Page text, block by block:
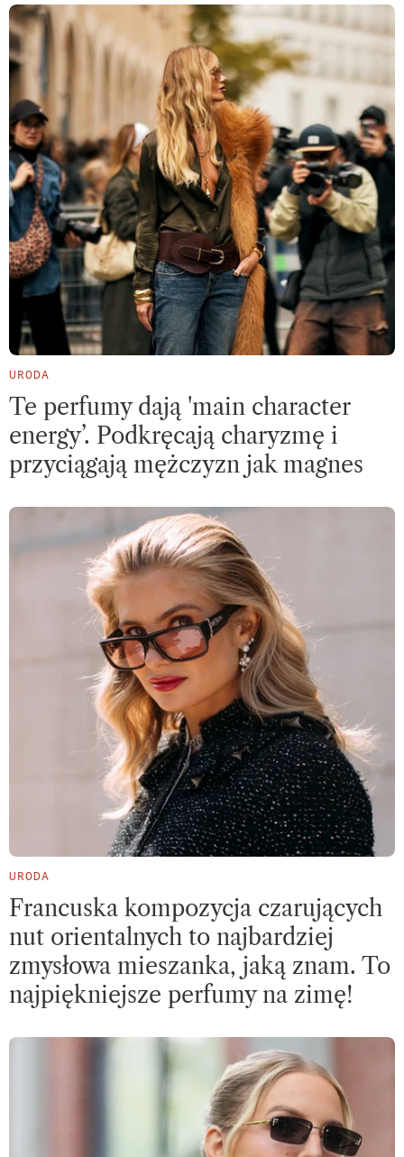
URODA
Te perfumy dają 'main character
energy’. Podkręcają charyzmę i
przyciągają mężczyzn jak magnes
URODA
Francuska kompozycja czarujących
nut orientalnych to najbardziej
zmysłowa mieszanka, jaką znam. To
najpiękniejsze perfumy na zimę!